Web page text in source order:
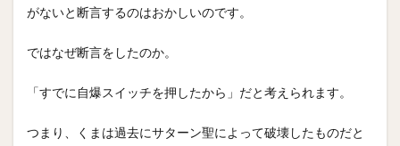
がないと断言するのはおかしいのです。
ではなぜ断言をしたのか。
「すでに自爆スイッチを押したから」だと考えられます。
つまり、くまは過去にサターン聖によって破壊したものだと